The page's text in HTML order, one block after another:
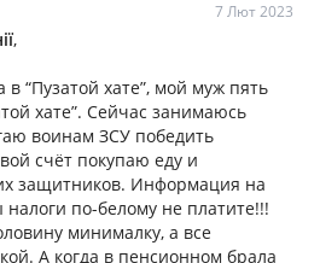
7 Лют 2023
,
“Пузатой хате”, мой муж пять
хате”. Сейчас занимаюсь
воинам ЗСУ победить
счёт покупаю еду и
защитников. Информация на
по-белому не платите!!!
минималку, а все
А когда в пенсионном брала